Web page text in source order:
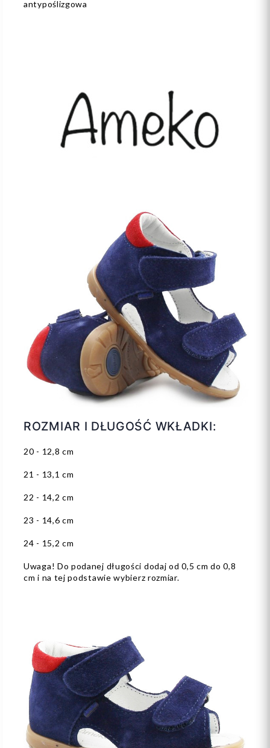
antypoślizgowa
ROZMIAR I DŁUGOŚĆ WKŁADKI:
20 - 12,8 cm
21 - 13,1 cm
22 - 14,2 cm
23 - 14,6 cm
24 - 15,2 cm
Uwaga! Do podanej długości dodaj od 0,5 cm do 0,8
cm i na tej podstawie wybierz rozmiar.